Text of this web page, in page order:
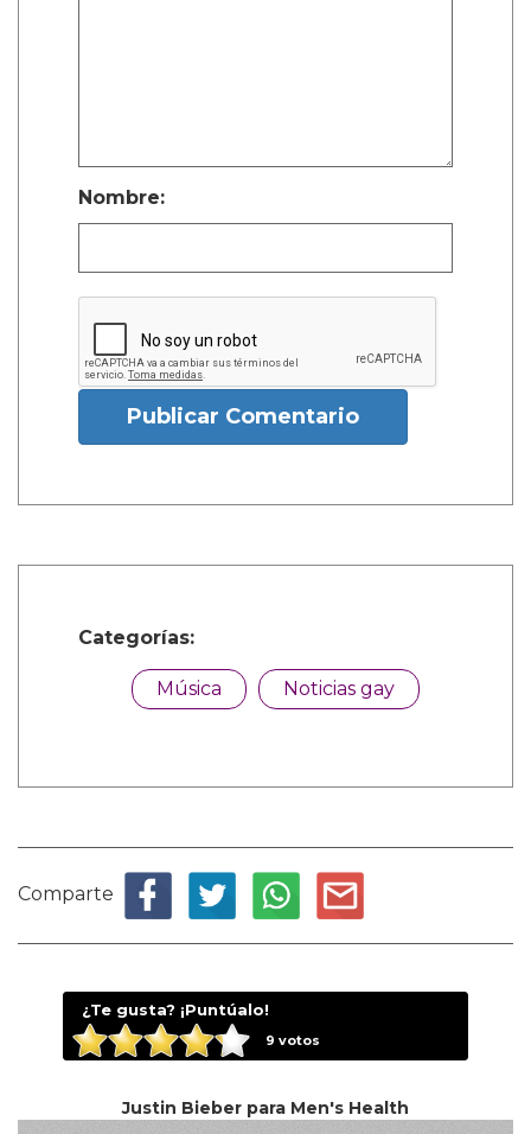
Nombre:
Publicar Comentario
Categorías:
Música Noticias gay
Comparte
¿Te gusta? ¡Puntúalo!
9 votos
Justin Bieber para Men's Health